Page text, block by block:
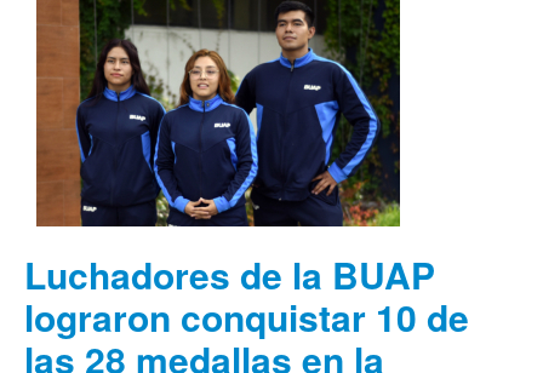
Luchadores de la BUAP
lograron conquistar 10 de
las 28 medallas en la